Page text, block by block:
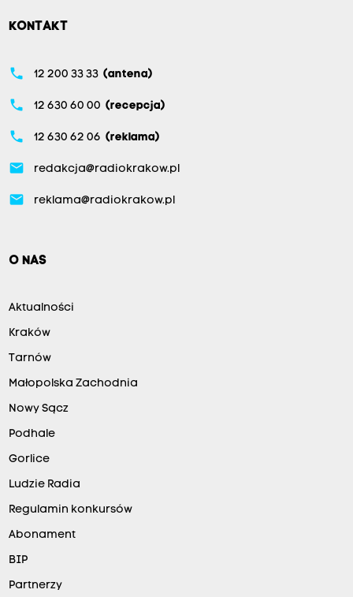
KONTAKT
phone 12 200 33 33 (antena)
phone 12 630 60 00 (recepcja)
phone 12 630 62 06 (reklama)
email redakcja@radiokrakow.pl
email reklama@radiokrakow.pl
O NAS
Aktualności
Kraków
Tarnów
Małopolska Zachodnia
Nowy Sącz
Podhale
Gorlice
Ludzie Radia
Regulamin konkursów
Abonament
BIP
Partnerzy